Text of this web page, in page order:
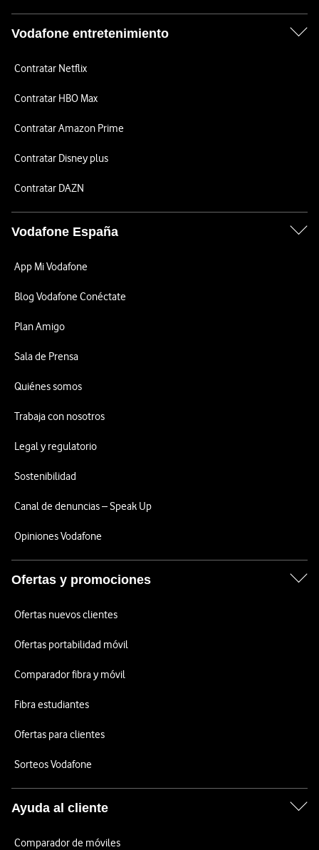
Vodafone entretenimiento
Contratar Netflix
Contratar HBO Max
Contratar Amazon Prime
Contratar Disney plus
Contratar DAZN
Vodafone España
App Mi Vodafone
Blog Vodafone Conéctate
Plan Amigo
Sala de Prensa
Quiénes somos
Trabaja con nosotros
Legal y regulatorio
Sostenibilidad
Canal de denuncias – Speak Up
Opiniones Vodafone
Ofertas y promociones
Ofertas nuevos clientes
Ofertas portabilidad móvil
Comparador fibra y móvil
Fibra estudiantes
Ofertas para clientes
Sorteos Vodafone
Ayuda al cliente
Comparador de móviles